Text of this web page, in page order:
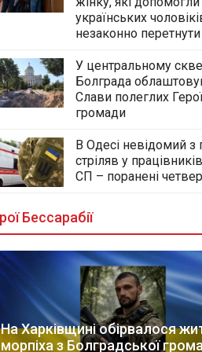
українських
незаконно
У центральному
Болграда
Слави полеглих
громади
В Одесі невідомий з
стріляв у
СП – поранені
Бессарабії
На Харківщині обірвалося
морпіха з Болградської